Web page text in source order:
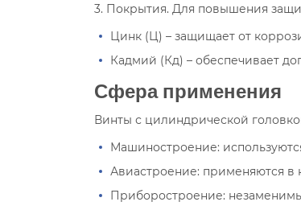
3. Покрытия. Для повышения
Цинк (Ц) – защищает от
Кадмий (Кд) – обеспечивает
Сфера применения
Винты с цилиндрической
Машиностроение:
Авиастроение: применяются в
Приборостроение: